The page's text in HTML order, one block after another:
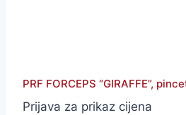
PRF FORCEPS “GIRAFFE”,
Prijava za prikaz cijena